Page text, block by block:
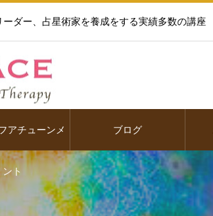
ダー、占星術家を養成をする実績多数の講座
アチューンメ
ント
ブログ